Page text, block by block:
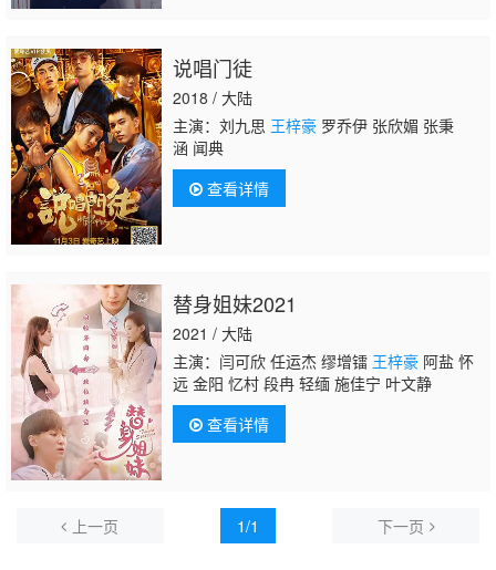
说唱门徒
2018 / 大陆
主演：刘九思 王梓豪罗乔伊 张欣媚 张秉
涵 闻典
查看详情
替身姐妹2021
2021 / 大陆
主演：闫可欣 任运杰 缪增镭 王梓豪阿盐 怀
远 金阳 忆村 段冉 轻缅 施佳宁 叶文静
查看详情
上一页 1/1 下一页